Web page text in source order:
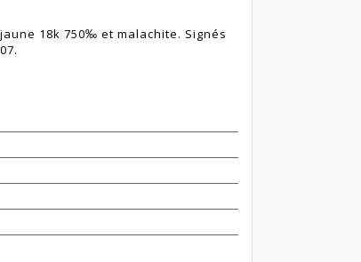
18k 750‰ et malachite. Signés